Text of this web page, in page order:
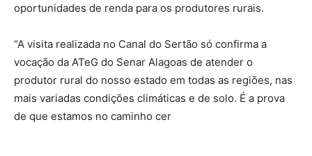
oportunidades de renda para os produtores rurais.
“A visita realizada no Canal do Sertão só confirma a
vocação da ATeG do Senar Alagoas de atender o
produtor rural do nosso estado em todas as regiões, nas
mais variadas condições climáticas e de solo. É a prova
de que estamos no caminho cer